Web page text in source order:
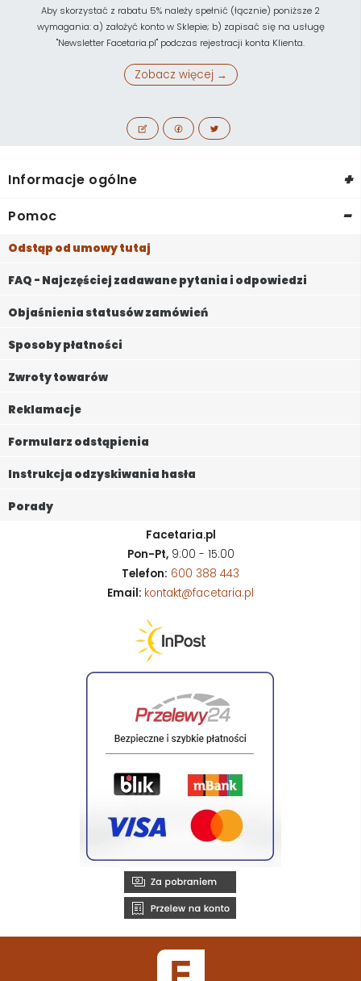
Aby skorzystać z rabatu 5% należy spełnić (łącznie) poniższe 2
wymagania: a) założyć konto w Sklepie; b) zapisać się na usługę
"Newsletter Facetaria.pl" podczas rejestracji konta Klienta.
Zobacz więcej →
Informacje ogólne +
Pomoc -
Odstąp od umowy tutaj
FAQ - Najczęściej zadawane pytania i odpowiedzi
Objaśnienia statusów zamówień
Sposoby płatności
Zwroty towarów
Reklamacje
Formularz odstąpienia
Instrukcja odzyskiwania hasła
Porady
Facetaria.pl
Pon-Pt,9:00 - 15:00
Telefon: 600 388 443
Email: kontakt@facetaria.pl